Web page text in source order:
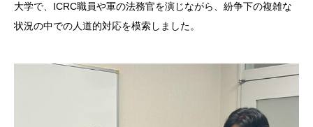
大学で、ICRC職員や軍の法務官を演じながら、紛争下の複雑な
状況の中での人道的対応を模索しました。